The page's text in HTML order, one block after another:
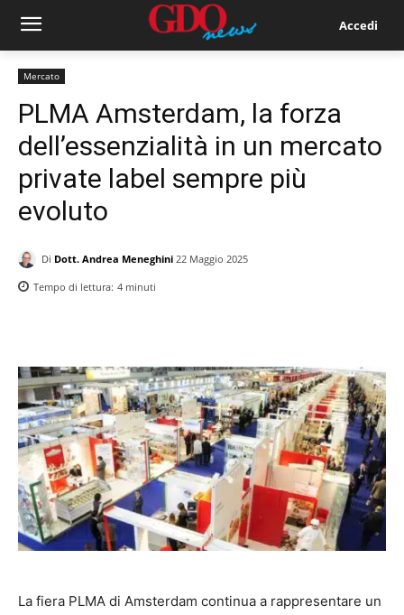
Accedi
Mercato
PLMA Amsterdam, la forza
dell’essenzialità in un mercato
private label sempre più
evoluto
Di Dott. Andrea Meneghini 22 Maggio 2025
Tempo di lettura: 4 minuti
La fiera PLMA di Amsterdam continua a rappresentare un